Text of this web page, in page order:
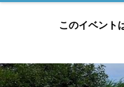
このイベント